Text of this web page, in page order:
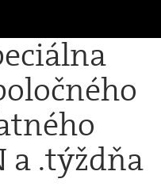
a .týždňa